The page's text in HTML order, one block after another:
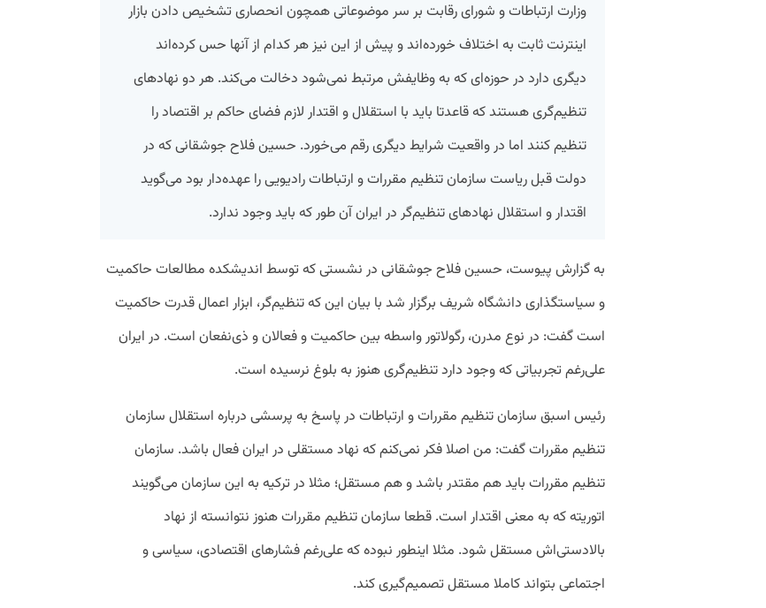
وزارت ارتباطات و شورای رقابت بر سر موضوعاتی همچون انحصاری تشخیص دادن بازار
اینترنت ثابت به اختلاف خورده‌اند و پیش از این نیز هر کدام از آنها حس کرده‌اند
دیگری دارد در حوزه‌ای که به وظایفش مرتبط نمی‌شود دخالت می‌کند. هر دو نهادهای
تنظیم‌گری هستند که قاعدتا باید با استقلال و اقتدار لازم فضای حاکم بر اقتصاد را
تنظیم کنند اما در واقعیت شرایط دیگری رقم می‌خورد. حسین فلاح جوشقانی که در
دولت قبل ریاست سازمان تنظیم مقررات و ارتباطات رادیویی را عهده‌دار بود می‌گوید
اقتدار و استقلال نهادهای تنظیم‌گر در ایران آن طور که باید وجود ندارد.
به گزارش پیوست، حسین فلاح جوشقانی در نشستی که توسط اندیشکده مطالعات حاکمیت
و سیاستگذاری دانشگاه شریف برگزار شد با بیان این که تنظیم‌گر، ابزار اعمال قدرت حاکمیت
است گفت: در نوع مدرن، رگولاتور واسطه بین حاکمیت و فعالان و ذی‌نفعان است. در ایران
علی‌رغم تجربیاتی که وجود دارد تنظیم‌گری هنوز به بلوغ نرسیده است.
رئیس اسبق سازمان تنظیم مقررات و ارتباطات در پاسخ به پرسشی درباره استقلال سازمان
تنظیم مقررات گفت: من اصلا فکر نمی‌کنم که نهاد مستقلی در ایران فعال باشد. سازمان
تنظیم مقررات باید هم مقتدر باشد و هم مستقل؛ مثلا در ترکیه به این سازمان می‌گویند
اتوریته که به معنی اقتدار است. قطعا سازمان تنظیم مقررات هنوز نتوانسته از نهاد
بالادستی‌اش مستقل شود. مثلا اینطور نبوده که علی‌رغم فشار‌های اقتصادی، سیاسی و
اجتماعی بتواند کاملا مستقل تصمیم‌گیری کند.